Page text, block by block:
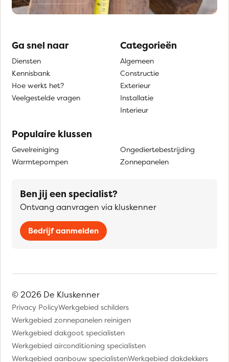
Ga snel naar
Diensten
Kennisbank
Hoe werkt het?
Veelgestelde vragen
Categorieën
Algemeen
Constructie
Exterieur
Installatie
Interieur
Populaire klussen
Gevelreiniging
Warmtepompen
Ongediertebestrijding
Zonnepanelen
Ben jij een specialist?
Ontvang aanvragen via kluskenner
Bedrijf aanmelden
© 2026 De Kluskenner
Privacy PolicyWerkgebied schilders
Werkgebied zonnepanelen reinigen
Werkgebied dakgoot specialisten
Werkgebied airconditioning specialisten
Werkgebied aanbouw specialistenWerkgebied dakdekkers